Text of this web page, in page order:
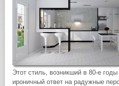
Этот стиль, возникший в 80-е
ироничный ответ на радужные